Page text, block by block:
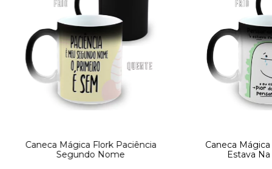
Caneca Mágica Flork Paciência
Segundo Nome
Caneca
Estava